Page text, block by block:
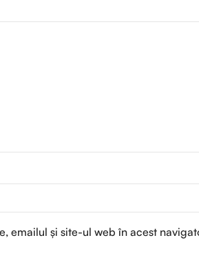
emailul și site-ul web în acest